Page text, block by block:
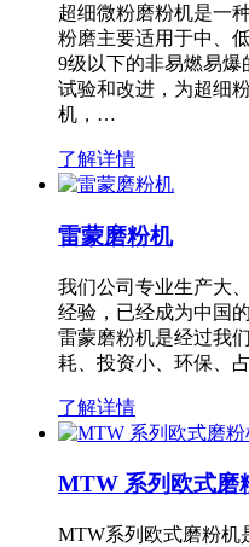
超细微粉磨粉机是一
粉磨主要适用于中、
9级以下的非易燃易爆
试验和改进，为超细
机，…
了解详情
雷蒙磨粉机
我们公司专业生产大
经验，已经成为中国
雷蒙磨粉机是经过我
耗、投资小、环保、
了解详情
MTW 系列欧式磨
MTW系列欧式磨粉机